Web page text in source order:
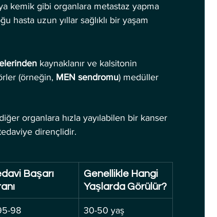
kemik gibi organlara metastaz yapma
hasta uzun yıllar sağlıklı bir yaşam
kaynaklanır ve kalsitonin
(örneğin, MEN sendromu) medüller
organlara hızla yayılabilen bir kanser
dirençlidir.
Başarı
Genellikle Hangi
Yaşlarda Görülür?
98 30-50 yaş